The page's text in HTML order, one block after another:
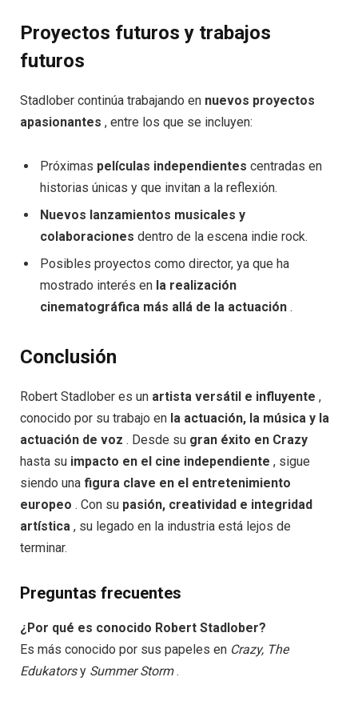
Proyectos futuros y trabajos
futuros
Stadlober continúa trabajando en nuevos proyectos
apasionantes , entre los que se incluyen:
Próximas películas independientes centradas en
historias únicas y que invitan a la reflexión.
Nuevos lanzamientos musicales y
colaboraciones dentro de la escena indie rock.
Posibles proyectos como director, ya que ha
mostrado interés en la realización
cinematográfica más allá de la actuación .
Conclusión
Robert Stadlober es un artista versátil e influyente ,
conocido por su trabajo en la actuación, la música y la
actuación de voz . Desde su gran éxito en Crazy
hasta su impacto en el cine independiente , sigue
siendo una figura clave en el entretenimiento
europeo . Con su pasión, creatividad e integridad
artística , su legado en la industria está lejos de
terminar.
Preguntas frecuentes
¿Por qué es conocido Robert Stadlober?
Es más conocido por sus papeles en Crazy, The
Edukatorsy Summer Storm.